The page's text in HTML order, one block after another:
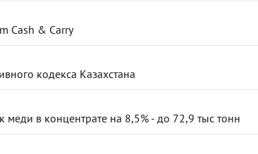
Cash & Carry
кодекса Казахстана
меди в концентрате на 8,5% - до 72,9 тыс тонн